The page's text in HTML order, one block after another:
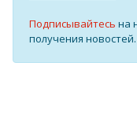
Подписывайтесь на
получения новостей.